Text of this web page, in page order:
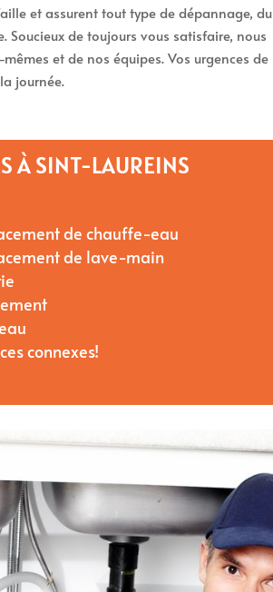
et assurent tout type de dépannage, du
Soucieux de toujours vous satisfaire, nous
et de nos équipes. Vos urgences de
journée.
À SINT-LAUREINS
de chauffe-eau
de lave-main
connexes!